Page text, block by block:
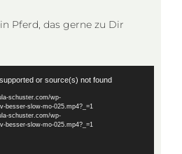
Pferd, das gerne zu Dir
or source(s) not found
schuster.com/wp-
besser-slow-mo-025.mp4?_=1
schuster.com/wp-
besser-slow-mo-025.mp4?_=1